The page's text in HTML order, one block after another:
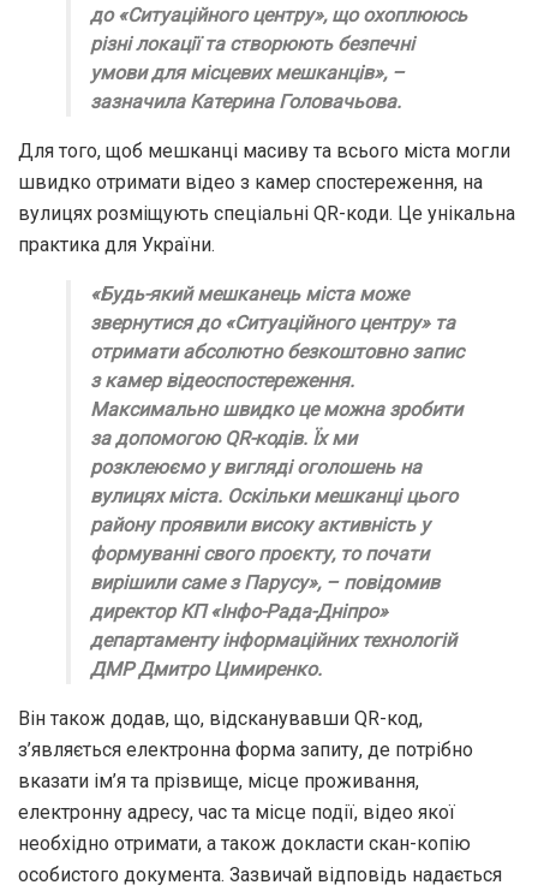
до «Ситуаційного центру», що охоплююсь
різні локації та створюють безпечні
умови для місцевих мешканців», –
зазначила Катерина Головачьова.
Для того, щоб мешканці масиву та всього міста могли
швидко отримати відео з камер спостереження, на
вулицях розміщують спеціальні QR-коди. Це унікальна
практика для України.
«Будь-який мешканець міста може
звернутися до «Ситуаційного центру» та
отримати абсолютно безкоштовно запис
з камер відеоспостереження.
Максимально швидко це можна зробити
за допомогою QR-кодів. Їх ми
розклеюємо у вигляді оголошень на
вулицях міста. Оскільки мешканці цього
району проявили високу активність у
формуванні свого проєкту, то почати
вирішили саме з Парусу», – повідомив
директор КП «Інфо-Рада-Дніпро»
департаменту інформаційних технологій
ДМР Дмитро Цимиренко.
Він також додав, що, відсканувавши QR-код,
з’являється електронна форма запиту, де потрібно
вказати ім’я та прізвище, місце проживання,
електронну адресу, час та місце події, відео якої
необхідно отримати, а також докласти скан-копію
особистого документа. Зазвичай відповідь надається